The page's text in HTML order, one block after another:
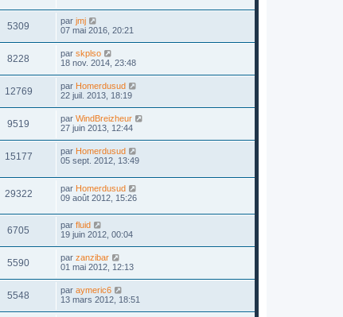
5309 par jmj
07 mai 2016, 20:21
8228 par skplso
18 nov. 2014, 23:48
12769 par Homerdusud
22 juil. 2013, 18:19
9519 par WindBreizheur
27 juin 2013, 12:44
15177 par Homerdusud
05 sept. 2012, 13:49
29322 par Homerdusud
09 août 2012, 15:26
6705 par fluid
19 juin 2012, 00:04
5590 par zanzibar
01 mai 2012, 12:13
5548 par aymeric6
13 mars 2012, 18:51